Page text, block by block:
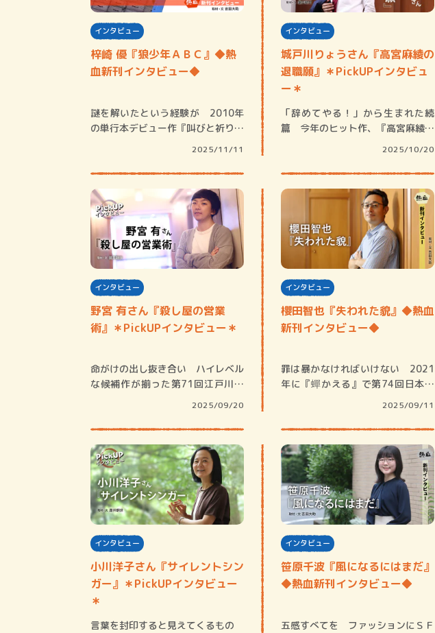
インタビュー
梓崎 優『狼少年ＡＢＣ』◆熱
血新刊インタビュー◆
謎を解いたという経験が 2010年
の単行本デビュー作『叫びと祈り』
2025/11/11
インタビュー
城戸川りょうさん『高宮麻綾の
退職願』＊PickUPインタビュ
ー＊
「辞めてやる！」から生まれた続
篇 今年のヒット作、『高宮麻綾の
2025/10/20
インタビュー
野宮 有さん『殺し屋の営業
術』＊PickUPインタビュー＊
命がけの出し抜き合い ハイレベル
な候補作が揃った第71回江戸川乱
2025/09/20
インタビュー
櫻田智也『失われた貌』◆熱血
新刊インタビュー◆
罪は暴かなければいけない 2021
年に『蟬かえる』で第74回日本推
2025/09/11
インタビュー
小川洋子さん『サイレントシン
ガー』＊PickUPインタビュー
＊
言葉を封印すると見えてくるもの
インタビュー
笹原千波『風になるにはまだ』
◆熱血新刊インタビュー◆
五感すべてを ファッションにＳＦ